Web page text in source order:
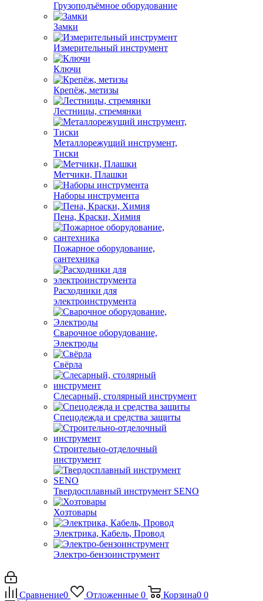
Грузоподъёмное оборудование
Замки
Измерительный инструмент
Ключи
Крепёж, метизы
Лестницы, стремянки
Металлорежущий инструмент,
Тиски
Метчики, Плашки
Наборы инструмента
Пена, Краски, Химия
Пожарное оборудование,
сантехника
Расходники для
электроинструмента
Сварочное оборудование,
Электроды
Свёрла
Слесарный, столярный инструмент
Спецодежда и средства защиты
Строительно-отделочный
инструмент
Твердосплавный инструмент SENO
Хозтовары
Электрика, Кабель, Провод
Электро-бензоинструмент
Сравнение0 Отложенные 0 Корзина0 0